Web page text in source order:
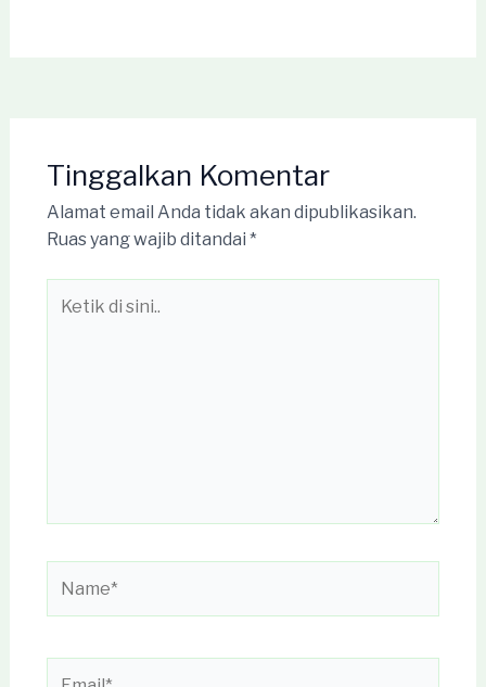
Tinggalkan Komentar
Alamat email Anda tidak akan dipublikasikan.
Ruas yang wajib ditandai *